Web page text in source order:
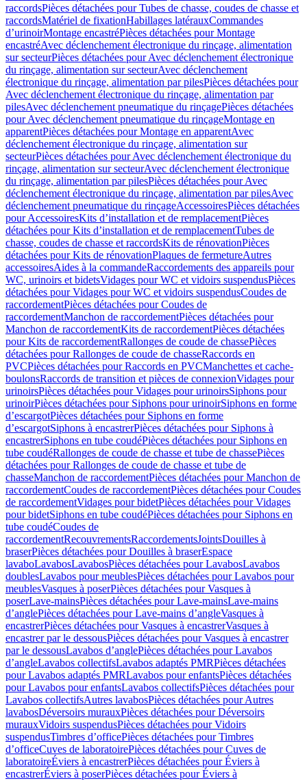
raccordsPièces détachées pour Tubes de chasse, coudes de chasse et
raccordsMatériel de fixationHabillages latérauxCommandes
dʼurinoirMontage encastréPièces détachées pour Montage
encastréAvec déclenchement électronique du rinçage, alimentation
sur secteurPièces détachées pour Avec déclenchement électronique
du rinçage, alimentation sur secteurAvec déclenchement
électronique du rinçage, alimentation par pilesPièces détachées pour
Avec déclenchement électronique du rinçage, alimentation par
pilesAvec déclenchement pneumatique du rinçagePièces détachées
pour Avec déclenchement pneumatique du rinçageMontage en
apparentPièces détachées pour Montage en apparentAvec
déclenchement électronique du rinçage, alimentation sur
secteurPièces détachées pour Avec déclenchement électronique du
rinçage, alimentation sur secteurAvec déclenchement électronique
du rinçage, alimentation par pilesPièces détachées pour Avec
déclenchement électronique du rinçage, alimentation par pilesAvec
déclenchement pneumatique du rinçageAccessoiresPièces détachées
pour AccessoiresKits d’installation et de remplacementPièces
détachées pour Kits d’installation et de remplacementTubes de
chasse, coudes de chasse et raccordsKits de rénovationPièces
détachées pour Kits de rénovationPlaques de fermetureAutres
accessoiresAides à la commandeRaccordements des appareils pour
WC, urinoirs et bidetsVidages pour WC et vidoirs suspendusPièces
détachées pour Vidages pour WC et vidoirs suspendusCoudes de
raccordementPièces détachées pour Coudes de
raccordementManchon de raccordementPièces détachées pour
Manchon de raccordementKits de raccordementPièces détachées
pour Kits de raccordementRallonges de coude de chassePièces
détachées pour Rallonges de coude de chasseRaccords en
PVCPièces détachées pour Raccords en PVCManchettes et cache-
boulonsRaccords de transition et pièces de connexionVidages pour
urinoirsPièces détachées pour Vidages pour urinoirsSiphons pour
urinoirPièces détachées pour Siphons pour urinoirSiphons en forme
d’escargotPièces détachées pour Siphons en forme
d’escargotSiphons à encastrerPièces détachées pour Siphons à
encastrerSiphons en tube coudéPièces détachées pour Siphons en
tube coudéRallonges de coude de chasse et tube de chassePièces
détachées pour Rallonges de coude de chasse et tube de
chasseManchon de raccordementPièces détachées pour Manchon de
raccordementCoudes de raccordementPièces détachées pour Coudes
de raccordementVidages pour bidetPièces détachées pour Vidages
pour bidetSiphons en tube coudéPièces détachées pour Siphons en
tube coudéCoudes de
raccordementRecouvrementsRaccordementsJointsDouilles à
braserPièces détachées pour Douilles à braserEspace
lavaboLavabosLavabosPièces détachées pour LavabosLavabos
doublesLavabos pour meublesPièces détachées pour Lavabos pour
meublesVasques à poserPièces détachées pour Vasques à
poserLave-mainsPièces détachées pour Lave-mainsLave-mains
d’anglePièces détachées pour Lave-mains d’angleVasques à
encastrerPièces détachées pour Vasques à encastrerVasques à
encastrer par le dessousPièces détachées pour Vasques à encastrer
par le dessousLavabos d’anglePièces détachées pour Lavabos
d’angleLavabos collectifsLavabos adaptés PMRPièces détachées
pour Lavabos adaptés PMRLavabos pour enfantsPièces détachées
pour Lavabos pour enfantsLavabos collectifsPièces détachées pour
Lavabos collectifsAutres lavabosPièces détachées pour Autres
lavabosDéversoirs murauxPièces détachées pour Déversoirs
murauxVidoirs suspendusPièces détachées pour Vidoirs
suspendusTimbres dʼofficePièces détachées pour Timbres
dʼofficeCuves de laboratoirePièces détachées pour Cuves de
laboratoireÉviers à encastrerPièces détachées pour Éviers à
encastrerÉviers à poserPièces détachées pour Éviers à